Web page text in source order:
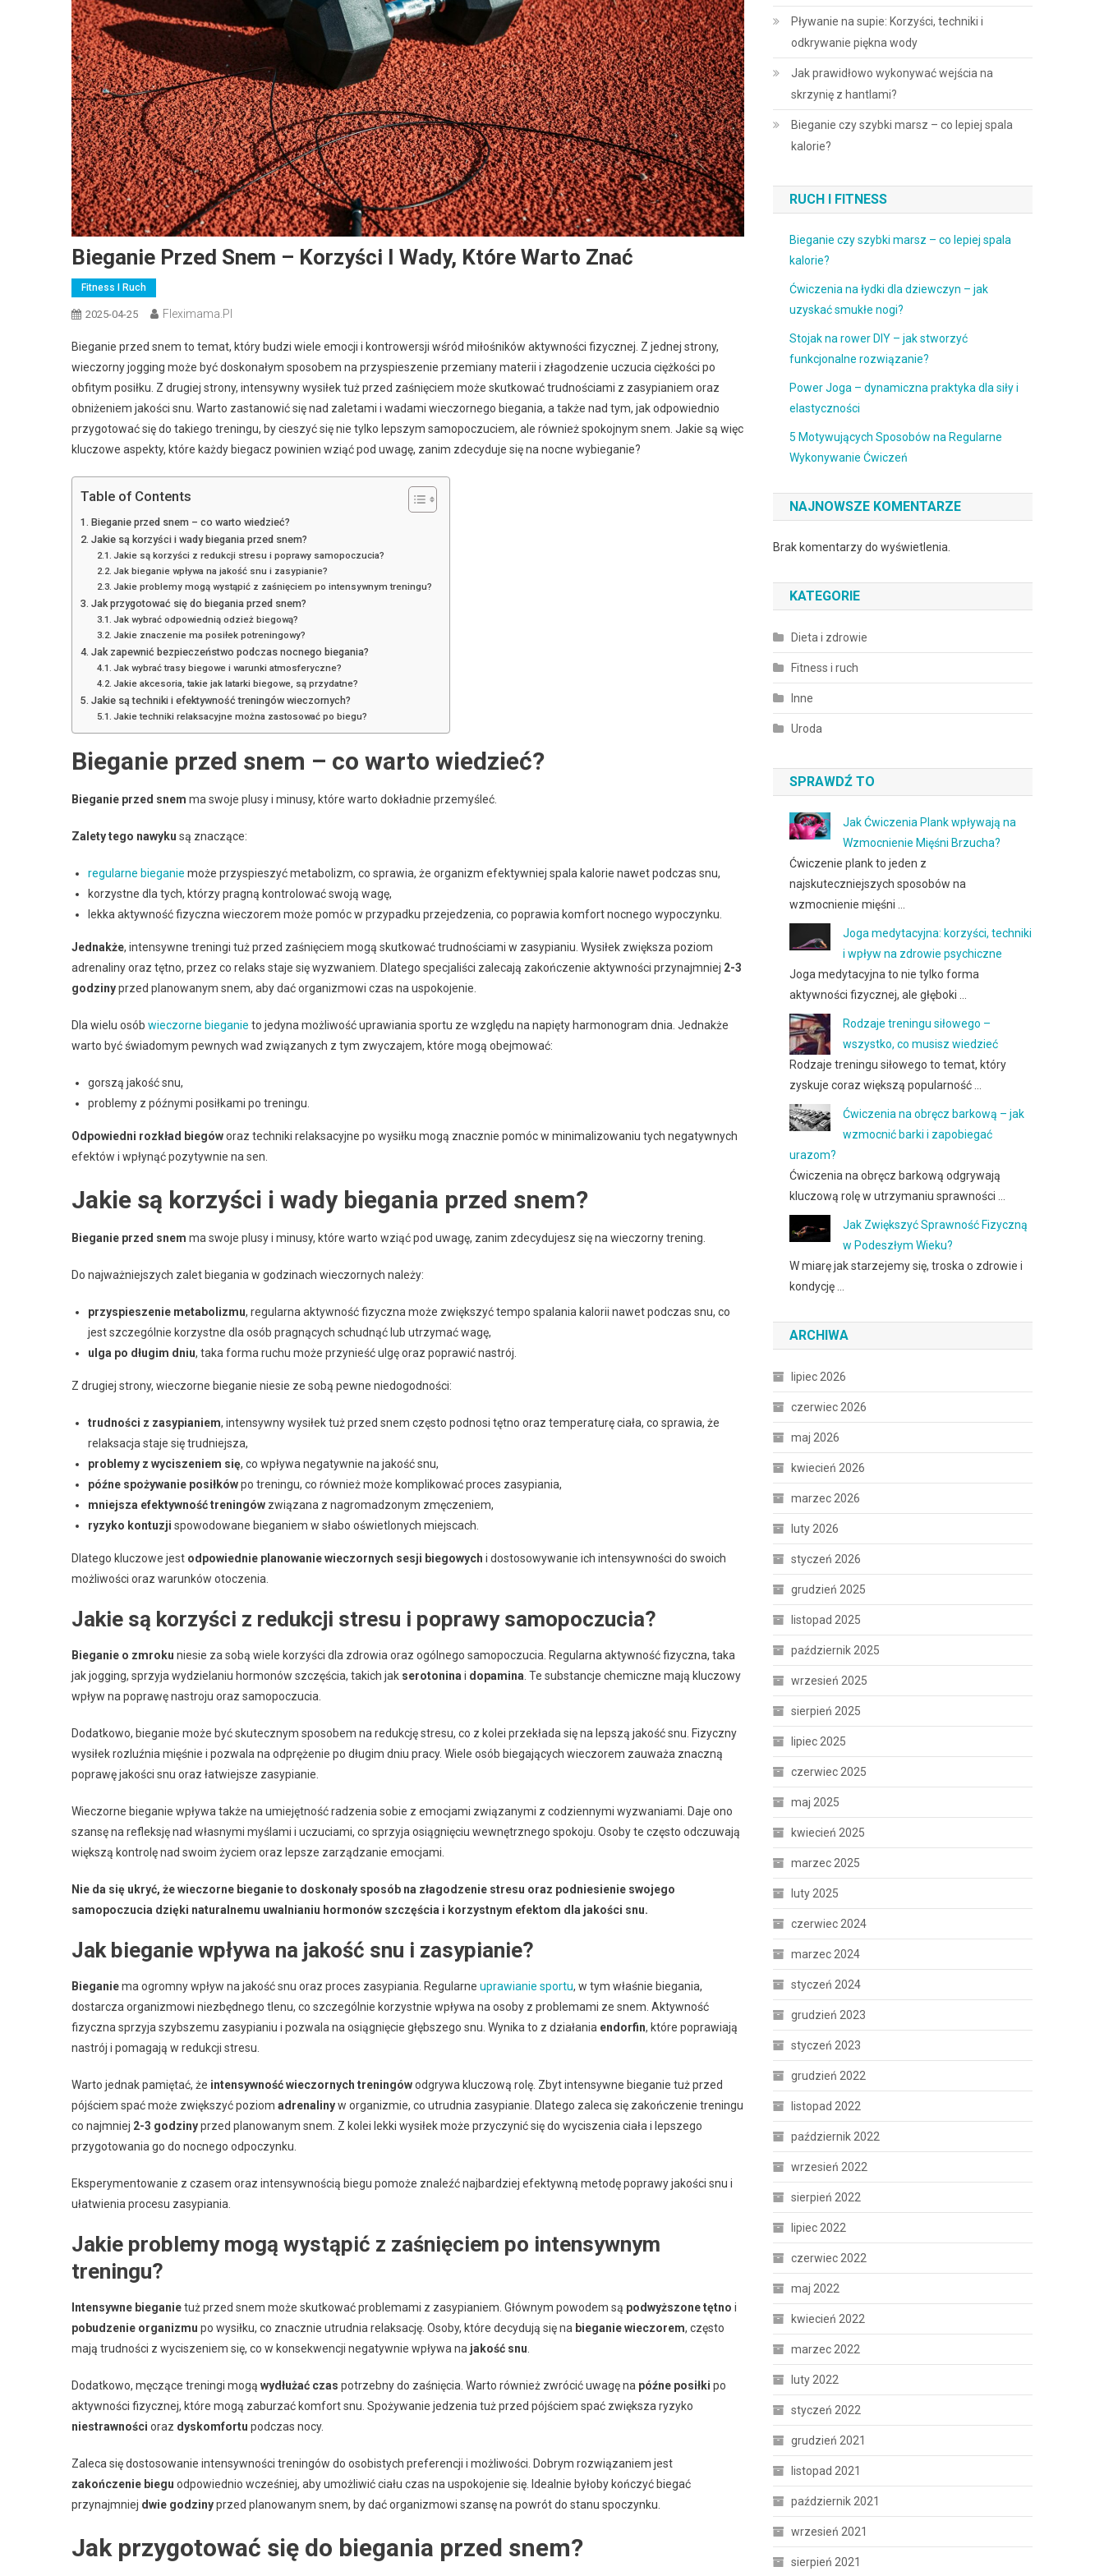
Bieganie Przed Snem – Korzyści I Wady, Które Warto Znać
Fitness I Ruch
2025-04-25 Fleximama.pl
Bieganie przed snem to temat, który budzi wiele emocji i kontrowersji wśród miłośników aktywności fizycznej. Z jednej strony,
wieczorny jogging może być doskonałym sposobem na przyspieszenie przemiany materii i złagodzenie uczucia ciężkości po
obfitym posiłku. Z drugiej strony, intensywny wysiłek tuż przed zaśnięciem może skutkować trudnościami z zasypianiem oraz
obniżeniem jakości snu. Warto zastanowić się nad zaletami i wadami wieczornego biegania, a także nad tym, jak odpowiednio
przygotować się do takiego treningu, by cieszyć się nie tylko lepszym samopoczuciem, ale również spokojnym snem. Jakie są więc
kluczowe aspekty, które każdy biegacz powinien wziąć pod uwagę, zanim zdecyduje się na nocne wybieganie?
Table of Contents
Bieganie przed snem – co warto wiedzieć?
Jakie są korzyści i wady biegania przed snem?
Jakie są korzyści z redukcji stresu i poprawy samopoczucia?
Jak bieganie wpływa na jakość snu i zasypianie?
Jakie problemy mogą wystąpić z zaśnięciem po intensywnym treningu?
Jak przygotować się do biegania przed snem?
Jak wybrać odpowiednią odzież biegową?
Jakie znaczenie ma posiłek potreningowy?
Jak zapewnić bezpieczeństwo podczas nocnego biegania?
Jak wybrać trasy biegowe i warunki atmosferyczne?
Jakie akcesoria, takie jak latarki biegowe, są przydatne?
Jakie są techniki i efektywność treningów wieczornych?
Jakie techniki relaksacyjne można zastosować po biegu?
Bieganie przed snem – co warto wiedzieć?
Bieganie przed snem ma swoje plusy i minusy, które warto dokładnie przemyśleć.
Zalety tego nawyku są znaczące:
regularne bieganie może przyspieszyć metabolizm, co sprawia, że organizm efektywniej spala kalorie nawet podczas snu,
korzystne dla tych, którzy pragną kontrolować swoją wagę,
lekka aktywność fizyczna wieczorem może pomóc w przypadku przejedzenia, co poprawia komfort nocnego wypoczynku.
Jednakże, intensywne treningi tuż przed zaśnięciem mogą skutkować trudnościami w zasypianiu. Wysiłek zwiększa poziom
adrenaliny oraz tętno, przez co relaks staje się wyzwaniem. Dlatego specjaliści zalecają zakończenie aktywności przynajmniej 2-3
godzinyprzed planowanym snem, aby dać organizmowi czas na uspokojenie.
Dla wielu osób wieczorne bieganie to jedyna możliwość uprawiania sportu ze względu na napięty harmonogram dnia. Jednakże
warto być świadomym pewnych wad związanych z tym zwyczajem, które mogą obejmować:
gorszą jakość snu,
problemy z późnymi posiłkami po treningu.
Odpowiedni rozkład biegóworaz techniki relaksacyjne po wysiłku mogą znacznie pomóc w minimalizowaniu tych negatywnych
efektów i wpłynąć pozytywnie na sen.
Jakie są korzyści i wady biegania przed snem?
Bieganie przed snem ma swoje plusy i minusy, które warto wziąć pod uwagę, zanim zdecydujesz się na wieczorny trening.
Do najważniejszych zalet biegania w godzinach wieczornych należy:
przyspieszenie metabolizmu, regularna aktywność fizyczna może zwiększyć tempo spalania kalorii nawet podczas snu, co
jest szczególnie korzystne dla osób pragnących schudnąć lub utrzymać wagę,
ulga po długim dniu, taka forma ruchu może przynieść ulgę oraz poprawić nastrój.
Z drugiej strony, wieczorne bieganie niesie ze sobą pewne niedogodności:
trudności z zasypianiem, intensywny wysiłek tuż przed snem często podnosi tętno oraz temperaturę ciała, co sprawia, że
relaksacja staje się trudniejsza,
problemy z wyciszeniem się, co wpływa negatywnie na jakość snu,
późne spożywanie posiłkówpo treningu, co również może komplikować proces zasypiania,
mniejsza efektywność treningów związana z nagromadzonym zmęczeniem,
ryzyko kontuzji spowodowane bieganiem w słabo oświetlonych miejscach.
Dlatego kluczowe jest odpowiednie planowanie wieczornych sesji biegowych i dostosowywanie ich intensywności do swoich
możliwości oraz warunków otoczenia.
Jakie są korzyści z redukcji stresu i poprawy samopoczucia?
Bieganie o zmroku niesie za sobą wiele korzyści dla zdrowia oraz ogólnego samopoczucia. Regularna aktywność fizyczna, taka
jak jogging, sprzyja wydzielaniu hormonów szczęścia, takich jak serotonina i dopamina . Te substancje chemiczne mają kluczowy
wpływ na poprawę nastroju oraz samopoczucia.
Dodatkowo, bieganie może być skutecznym sposobem na redukcję stresu, co z kolei przekłada się na lepszą jakość snu. Fizyczny
wysiłek rozluźnia mięśnie i pozwala na odprężenie po długim dniu pracy. Wiele osób biegających wieczorem zauważa znaczną
poprawę jakości snu oraz łatwiejsze zasypianie.
Wieczorne bieganie wpływa także na umiejętność radzenia sobie z emocjami związanymi z codziennymi wyzwaniami. Daje ono
szansę na refleksję nad własnymi myślami i uczuciami, co sprzyja osiągnięciu wewnętrznego spokoju. Osoby te często odczuwają
większą kontrolę nad swoim życiem oraz lepsze zarządzanie emocjami.
Nie da się ukryć, że wieczorne bieganie to doskonały sposób na złagodzenie stresu oraz podniesienie swojego
samopoczucia dzięki naturalnemu uwalnianiu hormonów szczęścia i korzystnym efektom dla jakości snu.
Jak bieganie wpływa na jakość snu i zasypianie?
Bieganiema ogromny wpływ na jakość snu oraz proces zasypiania. Regularne uprawianie sportu, w tym właśnie biegania,
dostarcza organizmowi niezbędnego tlenu, co szczególnie korzystnie wpływa na osoby z problemami ze snem. Aktywność
fizyczna sprzyja szybszemu zasypianiu i pozwala na osiągnięcie głębszego snu. Wynika to z działania endorfin, które poprawiają
nastrój i pomagają w redukcji stresu.
Warto jednak pamiętać, że intensywność wieczornych treningówodgrywa kluczową rolę. Zbyt intensywne bieganie tuż przed
pójściem spać może zwiększyć poziom adrenalinyw organizmie, co utrudnia zasypianie. Dlatego zaleca się zakończenie treningu
co najmniej 2-3 godzinyprzed planowanym snem. Z kolei lekki wysiłek może przyczynić się do wyciszenia ciała i lepszego
przygotowania go do nocnego odpoczynku.
Eksperymentowanie z czasem oraz intensywnością biegu pomoże znaleźć najbardziej efektywną metodę poprawy jakości snu i
ułatwienia procesu zasypiania.
Jakie problemy mogą wystąpić z zaśnięciem po intensywnym
treningu?
Intensywne bieganietuż przed snem może skutkować problemami z zasypianiem. Głównym powodem są podwyższone tętno i
pobudzenie organizmu po wysiłku, co znacznie utrudnia relaksację. Osoby, które decydują się na bieganie wieczorem, często
mają trudności z wyciszeniem się, co w konsekwencji negatywnie wpływa na jakość snu
Dodatkowo, męczące treningi mogą wydłużać czas potrzebny do zaśnięcia. Warto również zwrócić uwagę na późne posiłki po
aktywności fizycznej, które mogą zaburzać komfort snu. Spożywanie jedzenia tuż przed pójściem spać zwiększa ryzyko
niestrawności oraz dyskomfortu podczas nocy.
Zaleca się dostosowanie intensywności treningów do osobistych preferencji i możliwości. Dobrym rozwiązaniem jest
zakończenie biegu odpowiednio wcześniej, aby umożliwić ciału czas na uspokojenie się. Idealnie byłoby kończyć biegać
przynajmniej dwie godzinyprzed planowanym snem, by dać organizmowi szansę na powrót do stanu spoczynku.
Jak przygotować się do biegania przed snem?
Pływanie na supie: Korzyści, techniki i
odkrywanie piękna wody
Jak prawidłowo wykonywać wejścia na
skrzynię z hantlami?
Bieganie czy szybki marsz – co lepiej spala
kalorie?
RUCH I FITNESS
Bieganie czy szybki marsz – co lepiej spala
kalorie?
Ćwiczenia na łydki dla dziewczyn – jak
uzyskać smukłe nogi?
Stojak na rower DIY – jak stworzyć
funkcjonalne rozwiązanie?
Power Joga – dynamiczna praktyka dla siły i
elastyczności
5 Motywujących Sposobów na Regularne
Wykonywanie Ćwiczeń
NAJNOWSZE KOMENTARZE
Brak komentarzy do wyświetlenia.
KATEGORIE
Dieta i zdrowie
Fitness i ruch
Inne
Uroda
SPRAWDŹ TO
Jak Ćwiczenia Plank wpływają na
Wzmocnienie Mięśni Brzucha?
Ćwiczenie plank to jeden z
najskuteczniejszych sposobów na
wzmocnienie mięśni …
Joga medytacyjna: korzyści, techniki
i wpływ na zdrowie psychiczne
Joga medytacyjna to nie tylko forma
aktywności fizycznej, ale głęboki …
Rodzaje treningu siłowego –
wszystko, co musisz wiedzieć
Rodzaje treningu siłowego to temat, który
zyskuje coraz większą popularność …
Ćwiczenia na obręcz barkową – jak
wzmocnić barki i zapobiegać
urazom?
Ćwiczenia na obręcz barkową odgrywają
kluczową rolę w utrzymaniu sprawności …
Jak Zwiększyć Sprawność Fizyczną
w Podeszłym Wieku?
W miarę jak starzejemy się, troska o zdrowie i
kondycję …
ARCHIWA
lipiec 2026
czerwiec 2026
maj 2026
kwiecień 2026
marzec 2026
luty 2026
styczeń 2026
grudzień 2025
listopad 2025
październik 2025
wrzesień 2025
sierpień 2025
lipiec 2025
czerwiec 2025
maj 2025
kwiecień 2025
marzec 2025
luty 2025
czerwiec 2024
marzec 2024
styczeń 2024
grudzień 2023
styczeń 2023
grudzień 2022
listopad 2022
październik 2022
wrzesień 2022
sierpień 2022
lipiec 2022
czerwiec 2022
maj 2022
kwiecień 2022
marzec 2022
luty 2022
styczeń 2022
grudzień 2021
listopad 2021
październik 2021
wrzesień 2021
sierpień 2021